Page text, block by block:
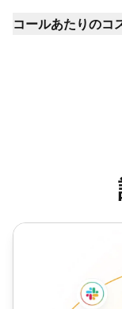
コールあたりのコ
コンタクトあたり